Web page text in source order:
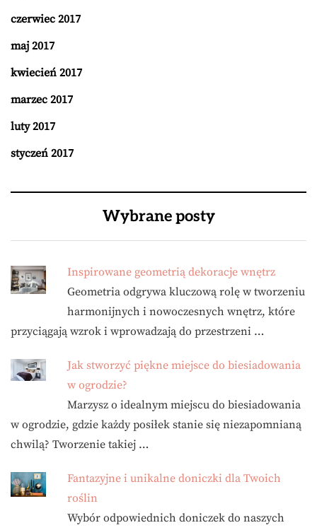
czerwiec 2017
maj 2017
kwiecień 2017
marzec 2017
luty 2017
styczeń 2017
Wybrane posty
Inspirowane geometrią dekoracje wnętrz
Geometria odgrywa kluczową rolę w tworzeniu
harmonijnych i nowoczesnych wnętrz, które
przyciągają wzrok i wprowadzają do przestrzeni …
Jak stworzyć piękne miejsce do biesiadowania
w ogrodzie?
Marzysz o idealnym miejscu do biesiadowania
w ogrodzie, gdzie każdy posiłek stanie się niezapomnianą
chwilą? Tworzenie takiej …
Fantazyjne i unikalne doniczki dla Twoich
roślin
Wybór odpowiednich doniczek do naszych